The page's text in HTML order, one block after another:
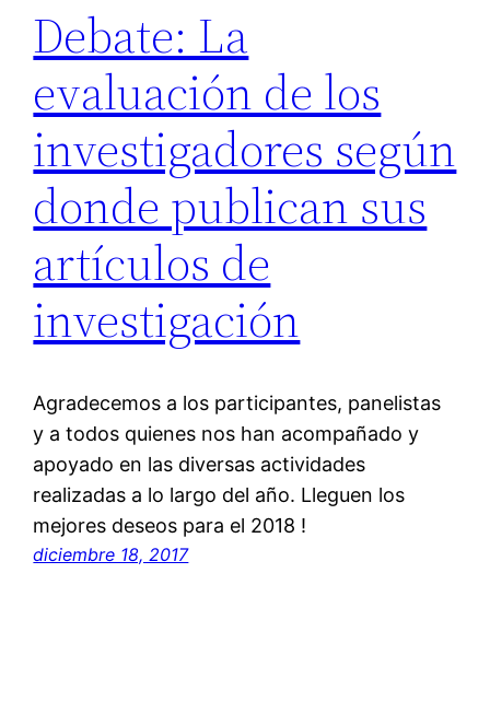
Debate: La
evaluación de los
investigadores según
donde publican sus
artículos de
investigación
Agradecemos a los participantes, panelistas
y a todos quienes nos han acompañado y
apoyado en las diversas actividades
realizadas a lo largo del año. Lleguen los
mejores deseos para el 2018 !
diciembre 18, 2017